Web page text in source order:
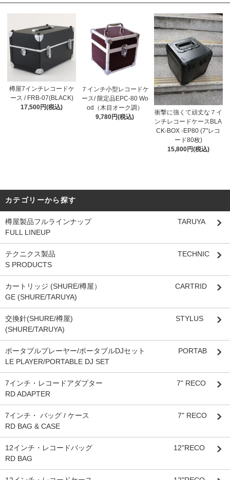
樽屋7インチレコードケ
ース / FRB-07(BLACK)
17,500円(税込)
７インチ小型レコードケ
ース/ 限定品EPC-80 Wo
od（木目オーク調）
9,780円(税込)
衝撃に強くて頑丈な７イ
ンチレコードケースBLA
CK-BOX -EP80 (7"レコ
ード80枚)
15,800円(税込)
カテゴリーから探す
樽屋製品フルラインナップ TARUYA
FULL LINEUP
テクニクス製品 TECHNIC
S PRODUCTS
カートリッジ (SHURE/樽屋） CARTRID
GE (SHURE/TARUYA)
交換針(SHURE/樽屋) STYLUS
(SHURE/TARUYA)
ポータブルプレーヤー/ポータブルDJセット PORTAB
LE PLAYER/PORTABLE DJ SET
7インチ・レコードアダプター 7" RECO
RD ADAPTER
7インチ・ バッグ / ケース 7" RECO
RD BAG & CASE
12インチ・レコードバッグ 12"RECO
RD BAG